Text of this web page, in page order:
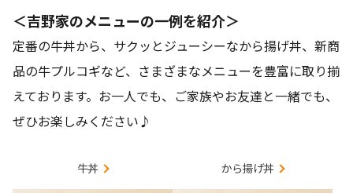
＜吉野家のメニューの一例を紹介＞
定番の牛丼から、サクッとジューシーなから揚げ丼、新商
品の牛プルコギなど、さまざまなメニューを豊富に取り揃
えております。お一人でも、ご家族やお友達と一緒でも、
ぜひお楽しみください♪
牛丼 から揚げ丼